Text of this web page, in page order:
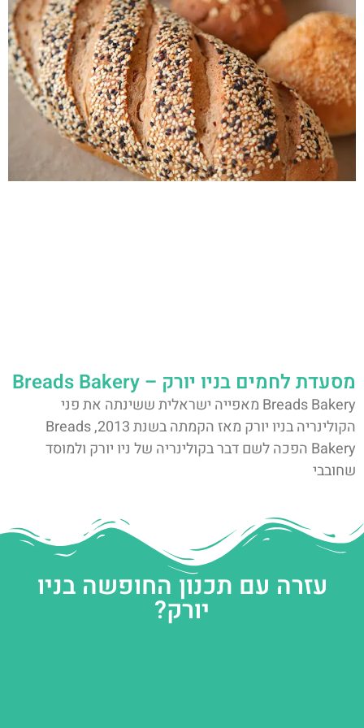
מסעדת לחמים בניו יורק – Breads Bakery
Breads Bakery מאפייה ישראלית ששינתה את פני
הקולינריה בניו יורק מאז הקמתה בשנת 2013, Breads
Bakery הפכה לשם דבר בקולינריה של ניו יורק ולמוסד
שחובבי
עזרה עם תכנון החופשה בניו
יורק?